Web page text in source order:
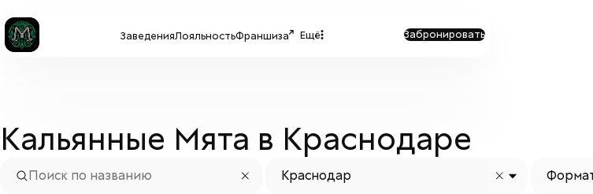
ЗаведенияЛояльностьФраншиза Ещё Забронировать
Кальянные Мята в Краснодаре
Краснодар